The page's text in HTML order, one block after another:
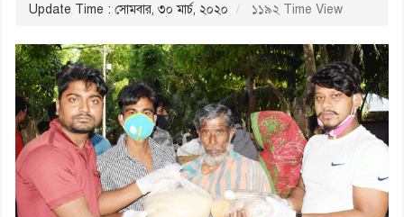
Update Time : সোমবার, ৩০ মার্চ, ২০২০ ১১৯২ Time View